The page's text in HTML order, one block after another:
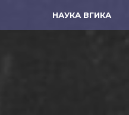
НАУКА ВГИКА